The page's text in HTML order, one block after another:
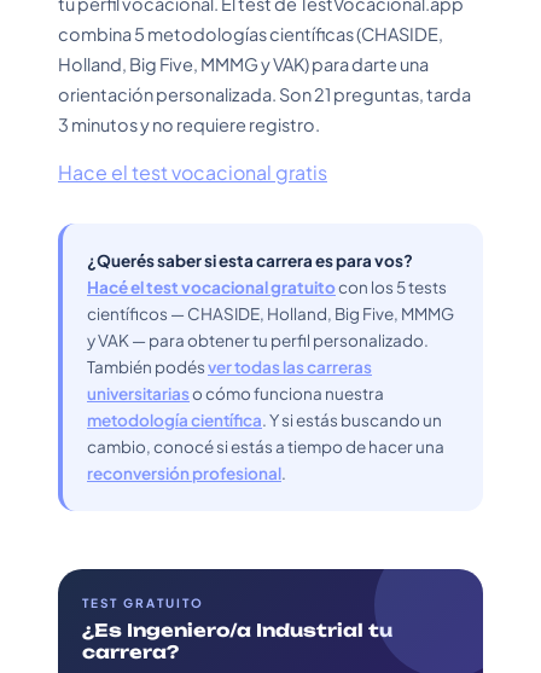
combina 5 metodologías científicas (CHASIDE,
Holland, Big Five, MMMG y VAK) para darte una
orientación personalizada. Son 21 preguntas, tarda
3 minutos y no requiere registro.
Hace el test vocacional gratis
¿Querés saber si esta carrera es para vos?
Hacé el test vocacional gratuitocon los 5 tests
científicos — CHASIDE, Holland, Big Five, MMMG
y VAK — para obtener tu perfil personalizado.
También podésver todas las carreras
universitariaso cómo funciona nuestra
metodología científica. Y si estás buscando un
cambio, conocé si estás a tiempo de hacer una
reconversión profesional.
TEST GRATUITO
¿Es Ingeniero/a Industrial tu
carrera?